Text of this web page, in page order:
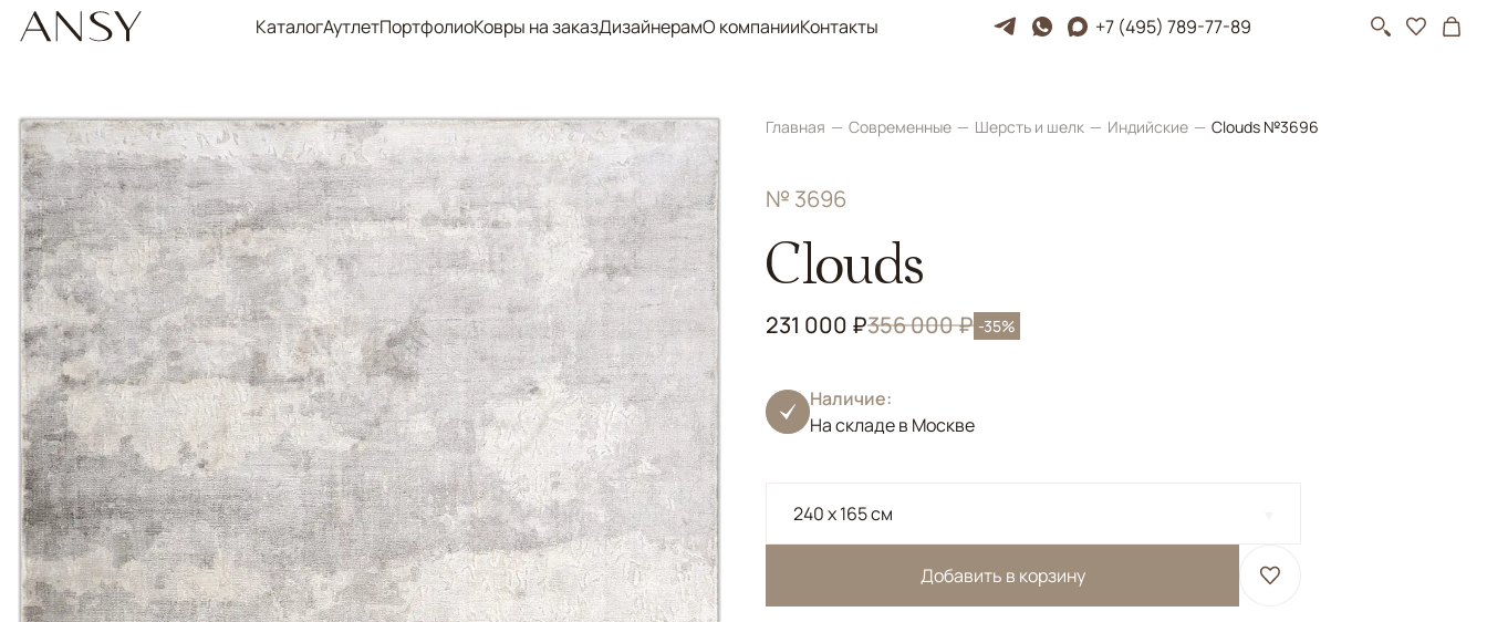
КаталогАутлетПортфолиоКовры на заказДизайнерамО компанииКонтакты +7 (495) 789-77-89
Главная Современные Шерсть и шелк Индийские Clouds №3696
№ 3696
Clouds
231 000 ₽356 000 ₽ -35%
Наличие:
На складе в Москве
240 x 165 см
Добавить в корзину